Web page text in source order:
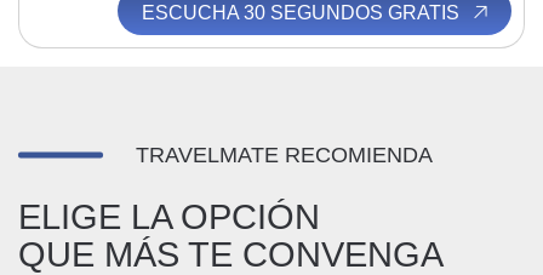
ESCUCHA 30 SEGUNDOS GRATIS
TRAVELMATE RECOMIENDA
ELIGE LA OPCIÓN
QUE MÁS TE CONVENGA